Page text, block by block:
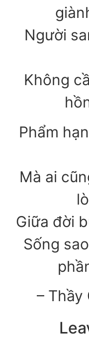
Người
Không
Phẩm
Mà ai
Giữa đời
Sống
– Thầy